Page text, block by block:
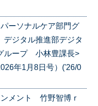
ーソナルケア部門グ
ジタル推進部デジタ
ループ 小林豊課長>
年1月8日号）('26/0
メント 竹野智博ｒ